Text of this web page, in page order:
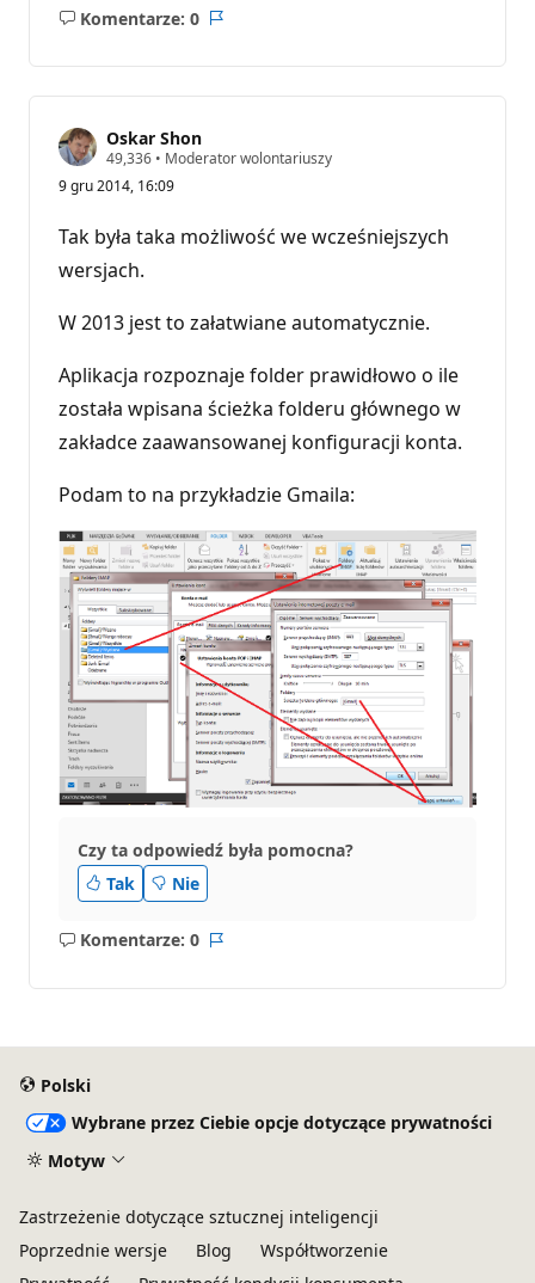
Komentarze: 0
Brak
Oskar Shon
49,336 P
n
t
y
u
t
c
i
• Moderator wolontariuszy
9 gru 2014, 16:09
Tak była taka możliwość we wcześniejszych
wersjach.
W 2013 jest to załatwiane automatycznie.
Aplikacja rozpoznaje folder prawidłowo o ile
została wpisana ścieżka folderu głównego w
zakładce zaawansowanej konfiguracji konta.
Podam to na przykładzie Gmaila:
Czy ta odpowiedź była pomocna?
Tak
Nie
Komentarze: 0
Brak
Polski
Wybrane przez Ciebie opcje dotyczące prywatności
Motyw
Zastrzeżenie dotyczące sztucznej inteligencji
Poprzednie wersje
Blog
Współtworzenie